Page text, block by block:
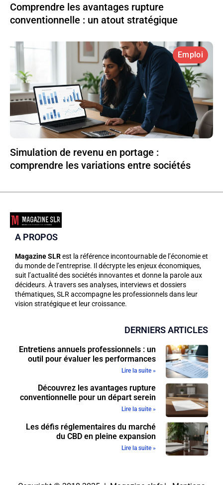
Comprendre les avantages rupture
conventionnelle : un atout stratégique
Emploi
Simulation de revenu en portage :
comprendre les variations entre sociétés
A PROPOS
Magazine SLRest la référence incontournable de l’économie et
du monde de l’entreprise. Il décrypte les enjeux économiques,
suit l’actualité des sociétés innovantes et donne la parole aux
décideurs. À travers ses analyses, interviews et dossiers
thématiques, SLR accompagne les professionnels dans leur
vision stratégique et leur croissance.
DERNIERS ARTICLES
Entretiens annuels professionnels : un
outil pour évaluer les performances
Lire la suite »
Découvrez les avantages rupture
conventionnelle pour un départ serein
Lire la suite »
Les défis réglementaires du marché
du CBD en pleine expansion
Lire la suite »